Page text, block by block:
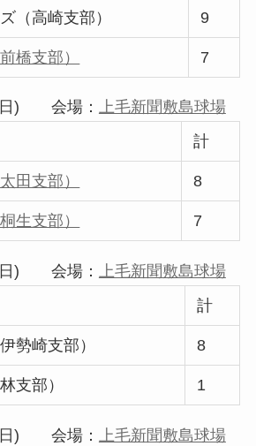
（高崎支部） 9
橋支部） 7
(日) 会場： 上毛新聞敷島球場
計
田支部） 8
生支部） 7
(日) 会場： 上毛新聞敷島球場
計
勢崎支部） 8
支部） 1
(日) 会場： 上毛新聞敷島球場